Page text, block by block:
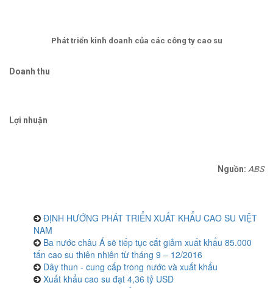
Phát triển kinh doanh của các công ty cao su
Doanh thu
Lợi nhuận
Nguồn: ABS
ĐỊNH HƯỚNG PHÁT TRIỂN XUẤT KHẨU CAO SU VIỆT
NAM
Ba nước châu Á sẽ tiếp tục cắt giảm xuất khẩu 85.000
tấn cao su thiên nhiên từ tháng 9 – 12/2016
Dây thun - cung cấp trong nước và xuất khẩu
Xuất khẩu cao su đạt 4,36 tỷ USD